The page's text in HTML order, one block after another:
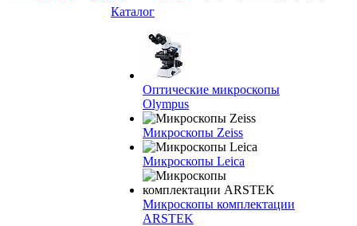
Каталог
Оптические микроскопы
Olympus
Микроскопы Zeiss
Микроскопы Leica
Микроскопы комплектации
ARSTEK